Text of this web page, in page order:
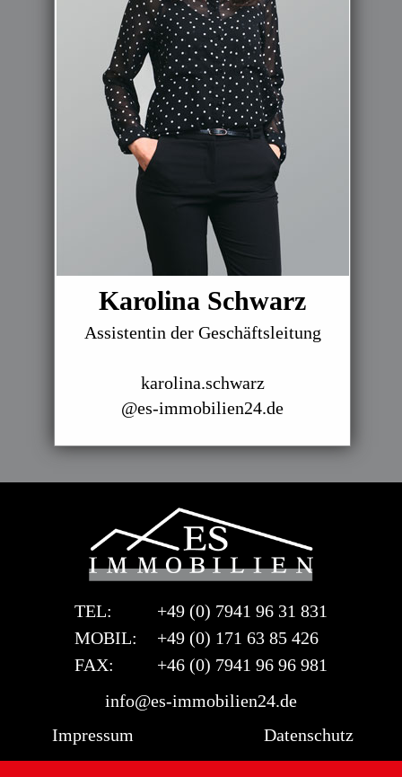
Karolina Schwarz
Assistentin der Geschäftsleitung
karolina.schwarz
@es-immobilien24.de
TEL:
+49 (0) 7941 96 31 831
MOBIL:
+49 (0) 171 63 85 426
FAX:
+46 (0) 7941 96 96 981
info@es-immobilien24.de
Impressum
Datenschutz